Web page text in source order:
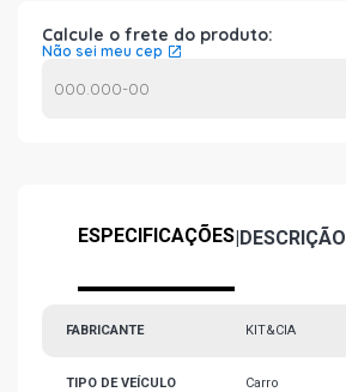
Calcule o frete do produto:
Não sei meu cep
ESPECIFICAÇÕES|DESCRIÇÃO
FABRICANTE KIT&CIA
TIPO DE VEÍCULO Carro